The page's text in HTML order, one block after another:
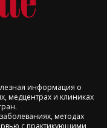
информация о
медцентрах и клиниках
методах
с практикующими